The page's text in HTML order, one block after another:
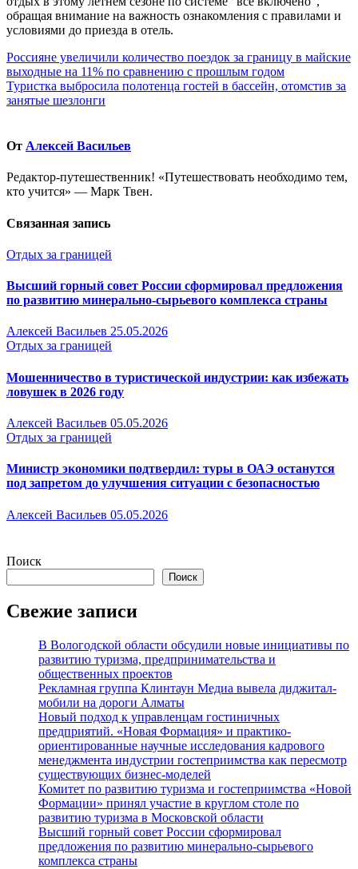
обращая внимание на важность ознакомления с правилами и
условиями до приезда в отель.
Навигация
по
записям
Россияне увеличили количество поездок за границу в майские
выходные на 11% по сравнению с прошлым годом
Туристка выбросила полотенца гостей в бассейн, отомстив за
занятые шезлонги
От Алексей Васильев
Редактор-путешественник! «Путешествовать необходимо тем,
кто учится» — Марк Твен.
Связанная запись
Отдых за границей
Высший горный совет России сформировал предложения
по развитию минерально-сырьевого комплекса страны
Алексей Васильев 25.05.2026
Отдых за границей
Мошенничество в туристической индустрии: как избежать
ловушек в 2026 году
Алексей Васильев 05.05.2026
Отдых за границей
Министр экономики подтвердил: туры в ОАЭ останутся
под запретом до улучшения ситуации с безопасностью
Алексей Васильев 05.05.2026
Поиск
Поиск
Свежие записи
В Вологодской области обсудили новые инициативы по
развитию туризма, предпринимательства и
общественных проектов
Рекламная группа Клинтаун Медиа вывела диджитал-
мобили на дороги Алматы
Новый подход к управленцам гостиничных
предприятий. «Новая Формация» и практико-
ориентированные научные исследования кадрового
менеджмента индустрии гостеприимства как пересмотр
существующих бизнес-моделей
Комитет по развитию туризма и гостеприимства «Новой
Формации» принял участие в круглом столе по
развитию туризма в Московской области
Высший горный совет России сформировал
предложения по развитию минерально-сырьевого
комплекса страны